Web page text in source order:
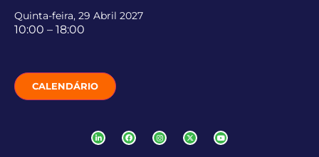
Quinta-feira, 29 Abril 2027
10:00 – 18:00
CALENDÁRIO